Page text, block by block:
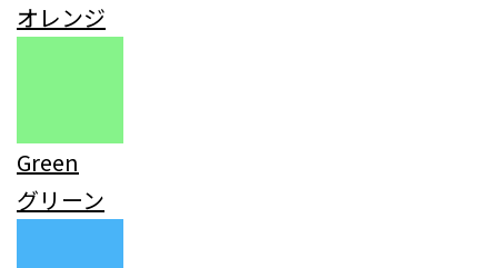
オレンジ
Green
グリーン